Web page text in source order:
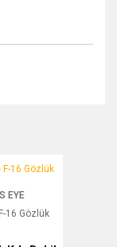
Gözlük
EYE
16 Gözlük